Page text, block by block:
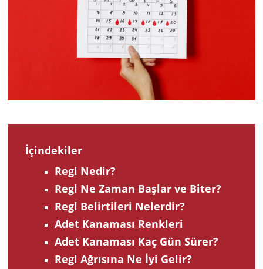
İçindekiler
Regl Nedir?
Regl Ne Zaman Başlar ve Biter?
Regl Belirtileri Nelerdir?
Adet Kanaması Renkleri
Adet Kanaması Kaç Gün Sürer?
Regl Ağrısına Ne İyi Gelir?